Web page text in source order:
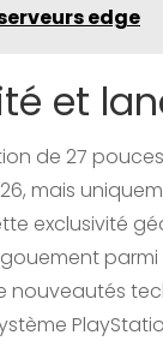
edge
et
de 27
mais
exclusivité
nouveautés